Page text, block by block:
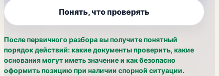
Понять, что проверять
После первичного разбора вы получите понятный
порядок действий: какие документы проверить, какие
основания могут иметь значение и как безопасно
оформить позицию при наличии спорной ситуации.